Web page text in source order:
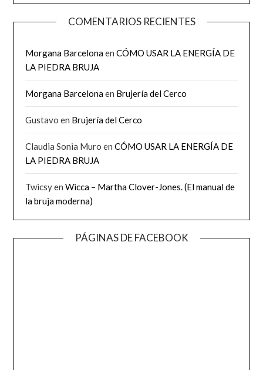
COMENTARIOS RECIENTES
Morgana BarcelonaenCÓMO USAR LA ENERGÍA DE
LA PIEDRA BRUJA
Morgana Barcelonaen Brujería del Cerco
Gustavo en Brujería del Cerco
Claudia Sonia Muro enCÓMO USAR LA ENERGÍA DE
LA PIEDRA BRUJA
TwicsyenWicca – Martha Clover-Jones. (El manual de
la bruja moderna)
PÁGINAS DE FACEBOOK